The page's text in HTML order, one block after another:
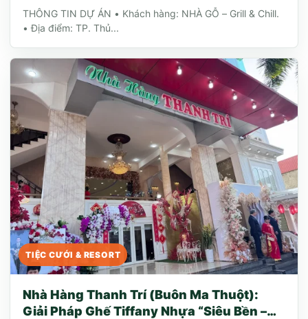
THÔNG TIN DỰ ÁN • Khách hàng: NHÀ GỖ – Grill & Chill.
• Địa điểm: TP. Thủ...
TIỆC CƯỚI & RESORT
Nhà Hàng Thanh Trí (Buôn Ma Thuột):
Giải Pháp Ghế Tiffany Nhựa “Siêu Bền –